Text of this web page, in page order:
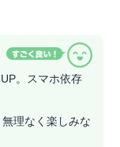
。スマホ依存
理なく楽しみな